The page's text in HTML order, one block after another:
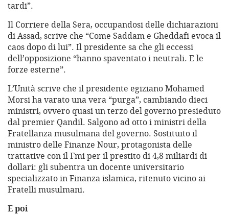
tardi”.
Il Corriere della Sera, occupandosi delle dichiarazioni
di Assad, scrive che “Come Saddam e Gheddafi evoca il
caos dopo di lui”. Il presidente sa che gli eccessi
dell’opposizione “hanno spaventato i neutrali. E le
forze esterne”.
L’Unità scrive che il presidente egiziano Mohamed
Morsi ha varato una vera “purga”, cambiando dieci
ministri, ovvero quasi un terzo del governo presieduto
dal premier Qandil. Salgono ad otto i ministri della
Fratellanza musulmana del governo. Sostituito il
ministro delle Finanze Nour, protagonista delle
trattative con il Fmi per il prestito di 4,8 miliardi di
dollari: gli subentra un docente universitario
specializzato in Finanza islamica, ritenuto vicino ai
Fratelli musulmani.
E poi